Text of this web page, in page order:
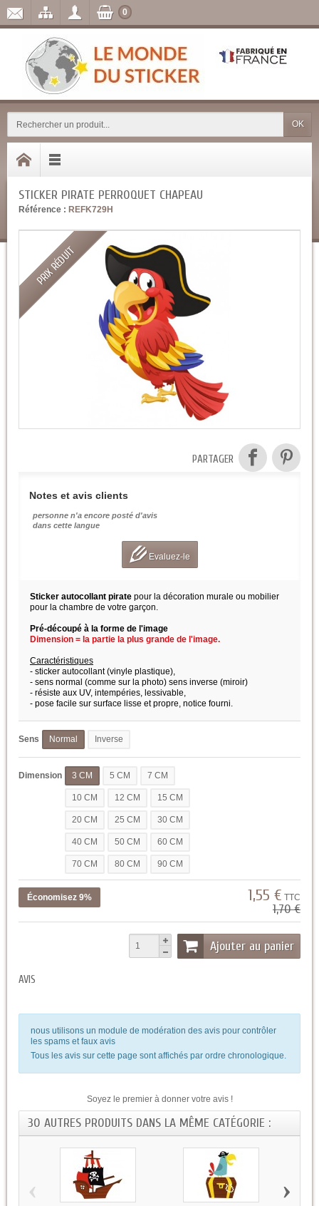
OK
0
STICKER PIRATE PERROQUET CHAPEAU
Référence : REFK729H
PRIX RÉDUIT
PARTAGER
Notes et avis clients
personne n'a encore posté d'avis
dans cette langue
Evaluez-le
Sticker autocollant pirate pour la décoration murale ou mobilier
pour la chambre de votre garçon.
Pré-découpé à la forme de l'image
Dimension = la partie la plus grande de l'image.
Caractéristiques
- sticker autocollant (vinyle plastique),
- sens normal (comme sur la photo) sens inverse (miroir)
- résiste aux UV, intempéries, lessivable,
- pose facile sur surface lisse et propre, notice fourni.
Sens Normal Inverse
Dimension 3 CM 5 CM 7 CM
10 CM 12 CM 15 CM
20 CM 25 CM 30 CM
40 CM 50 CM 60 CM
70 CM 80 CM 90 CM
Économisez 9% 1,55 € TTC
1,70 €
Ajouter au panier
AVIS
nous utilisons un module de modération des avis pour contrôler
les spams et faux avis
Tous les avis sur cette page sont affichés par ordre chronologique.
Soyez le premier à donner votre avis !
30 AUTRES PRODUITS DANS LA MÊME CATÉGORIE :
‹ ›